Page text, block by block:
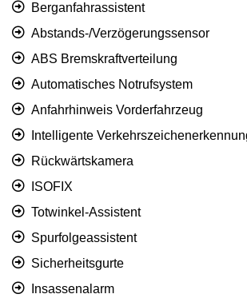
Berganfahrassistent
Abstands-/Verzögerungssensor
ABS Bremskraftverteilung
Automatisches Notrufsystem
Anfahrhinweis Vorderfahrzeug
Intelligente
Rückwärtskamera
ISOFIX
Totwinkel-Assistent
Spurfolgeassistent
Sicherheitsgurte
Insassenalarm